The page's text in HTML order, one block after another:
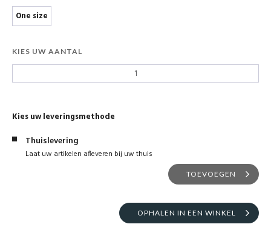
One size
KIES UW AANTAL
Kies uw leveringsmethode
Thuislevering
Laat uw artikelen afleveren bij uw thuis
TOEVOEGEN
OPHALEN IN EEN WINKEL